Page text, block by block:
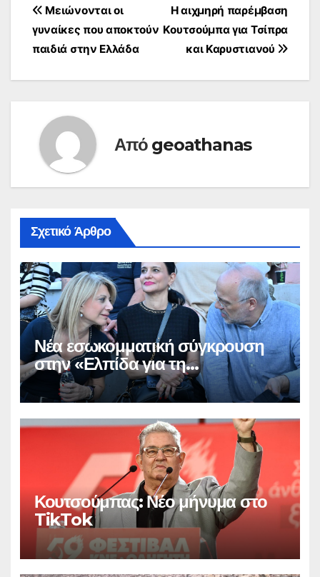
Πλοήγηση
άρθρων
Η αιχμηρή παρέμβαση
Κουτσούμπα για Τσίπρα
και Καρυστιανού
Μειώνονται οι
γυναίκες που αποκτούν
παιδιά στην Ελλάδα
Από geoathanas
Σχετικό Άρθρο
Νέα εσωκομματική σύγκρουση
στην «Ελπίδα για τη
Δημοκρατία»
Κουτσούμπας: Νέο μήνυμα στο
TikTok